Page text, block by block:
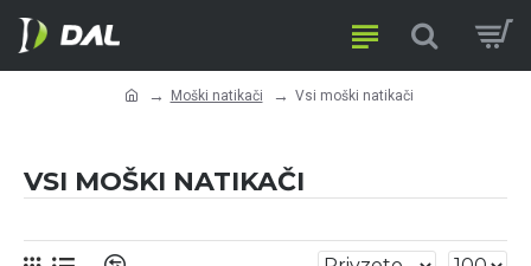
Moški natikači Vsi moški natikači
VSI MOŠKI NATIKAČI